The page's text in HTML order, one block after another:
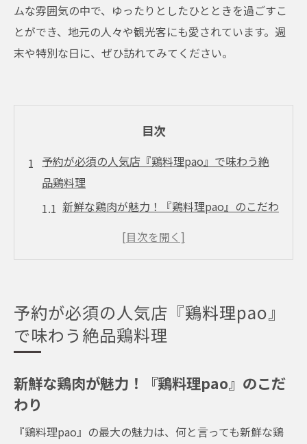
ムな雰囲気の中で、ゆったりとしたひとときを過ごすこ
とができ、地元の人々や観光客にも愛されています。週
末や特別な日に、ぜひ訪れてみてください。
目次
予約が必須の人気店『鶏料理pao』で味わう絶
品鶏料理
新鮮な鶏肉が魅力！『鶏料理pao』のこだわ
限定メニューを楽しむなら『鶏料理pao』へ
季節ごとに変わる絶品鶏料理
の絶妙なマッチ
絶品メニュー
予約が必須の人気店『鶏料理pao』
で味わう絶品鶏料理
新鮮な鶏肉が魅力！『鶏料理pao』のこだ
わり
『鶏料理pao』の最大の魅力は、何と言っても新鮮な鶏